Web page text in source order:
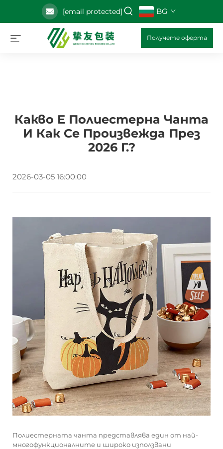
[email protected] BG
Получете оферта
Какво Е Полиестерна Чанта
И Как Се Произвежда През
2026 Г.?
2026-03-05 16:00:00
Полиестерната чанта представлява един от най-
многофункционалните и широко използвани